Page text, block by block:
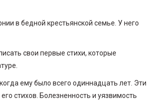
в бедной крестьянской семье. У него
свои первые стихи, которые
ему было всего одиннадцать лет. Эти
стихов. Болезненность и уязвимость